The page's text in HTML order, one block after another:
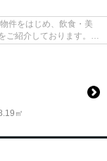
件をはじめ、飲食・美
紹介しております。
㎡